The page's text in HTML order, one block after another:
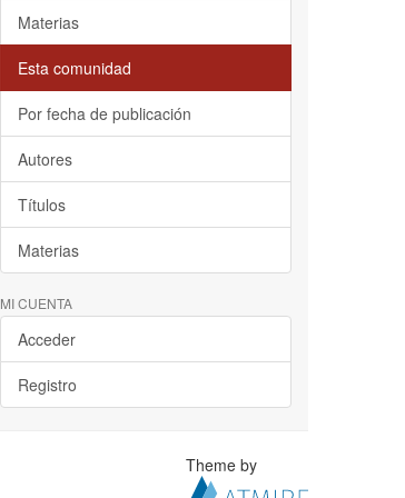
Materias
Esta comunidad
Por fecha de publicación
Autores
Títulos
Materias
MI CUENTA
Acceder
Registro
Theme by